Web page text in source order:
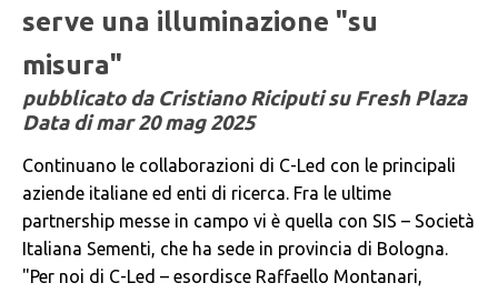
serve una illuminazione "su
misura"
pubblicato da Cristiano Riciputi su Fresh Plaza
Data dimar 20 mag 2025
Continuano le collaborazioni di C-Led con le principali
aziende italiane ed enti di ricerca. Fra le ultime
partnership messe in campo vi è quella con SIS – Società
Italiana Sementi, che ha sede in provincia di Bologna.
"Per noi di C-Led – esordisce Raffaello Montanari,